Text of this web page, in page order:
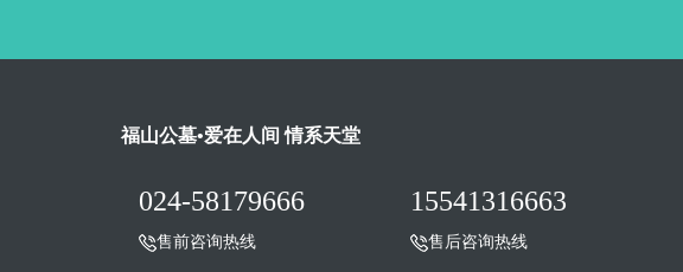
福山公墓•爱在人间 情系天堂
024-58179666
售前咨询热线
15541316663
售后咨询热线